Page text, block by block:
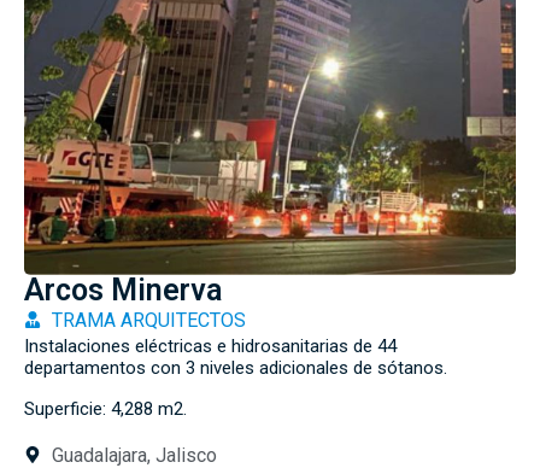
Arcos Minerva
TRAMA ARQUITECTOS
Instalaciones eléctricas e hidrosanitarias de 44
departamentos con 3 niveles adicionales de sótanos.
Superficie: 4,288 m2.
Guadalajara, Jalisco